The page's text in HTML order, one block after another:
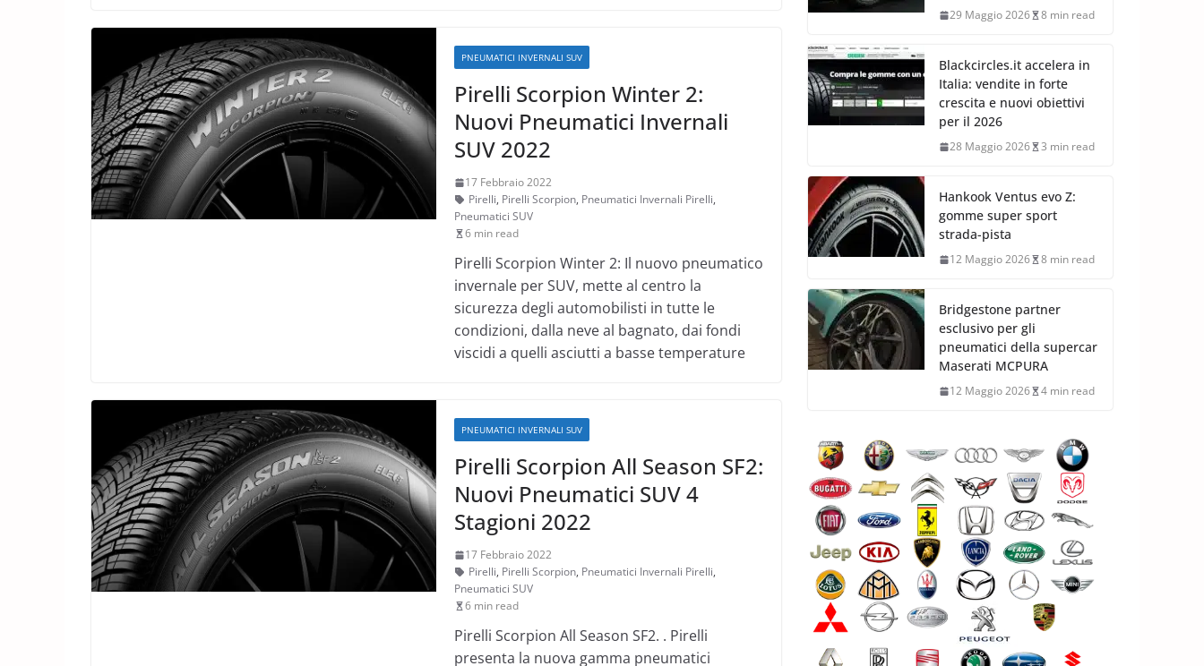
PNEUMATICI INVERNALI SUV
Pirelli Scorpion Winter 2:
Nuovi Pneumatici Invernali
SUV 2022
17 Febbraio 2022
Pirelli, Pirelli Scorpion, Pneumatici Invernali Pirelli,
Pneumatici SUV
6 min read
Pirelli Scorpion Winter 2: Il nuovo pneumatico
invernale per SUV, mette al centro la
sicurezza degli automobilisti in tutte le
condizioni, dalla neve al bagnato, dai fondi
viscidi a quelli asciutti a basse temperature
PNEUMATICI INVERNALI SUV
Pirelli Scorpion All Season SF2:
Nuovi Pneumatici SUV 4
Stagioni 2022
17 Febbraio 2022
Pirelli, Pirelli Scorpion, Pneumatici Invernali Pirelli,
Pneumatici SUV
6 min read
Pirelli Scorpion All Season SF2. . Pirelli
presenta la nuova gamma pneumatici
29 Maggio 2026 8 min read
Blackcircles.it accelera in
Italia: vendite in forte
crescita e nuovi obiettivi
per il 2026
28 Maggio 2026 3 min read
Hankook Ventus evo Z:
gomme super sport
strada-pista
12 Maggio 2026 8 min read
Bridgestone partner
esclusivo per gli
pneumatici della supercar
Maserati MCPURA
12 Maggio 2026 4 min read